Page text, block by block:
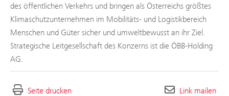
des öffentlichen Verkehrs und bringen als Österreichs größtes
Klimaschutzunternehmen im Mobilitäts- und Logistikbereich
Menschen und Güter sicher und umweltbewusst an ihr Ziel.
Strategische Leitgesellschaft des Konzerns ist die ÖBB-Holding
AG.
Seite drucken Link mailen